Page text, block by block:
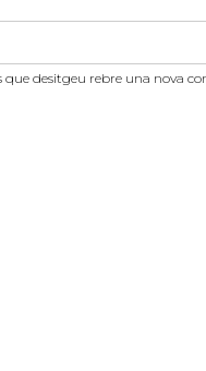
desitgeu rebre una nova